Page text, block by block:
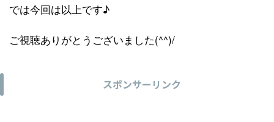
では今回は以上です♪
ご視聴ありがとうございました(^^)/
スポンサーリンク